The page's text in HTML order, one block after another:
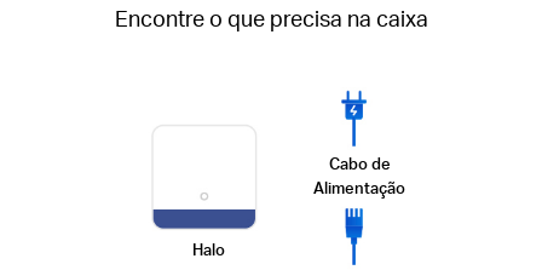
Halo
Cabo de
Alimentação
Encontre o que precisa na caixa